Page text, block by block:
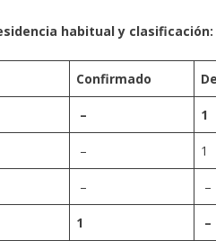
habitual y clasificación:
Confirmado
– 1
– 1
– –
1 –